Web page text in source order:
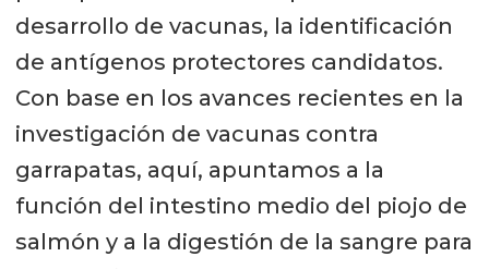
desarrollo de vacunas, la identificación
de antígenos protectores candidatos.
Con base en los avances recientes en la
investigación de vacunas contra
garrapatas, aquí, apuntamos a la
función del intestino medio del piojo de
salmón y a la digestión de la sangre para